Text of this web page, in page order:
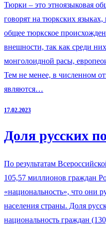
Тюрки – это этноязыковая
говорят на тюркских
общее тюркское
внешности, так как среди
монголоидной расы,
Тем не менее, в численном
являются…
17.02.2023
Доля русских
По результатам
105,57 миллионов граждан
«национальность», что они
населения страны. Доля
национальность граждан